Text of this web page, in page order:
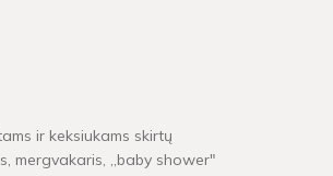
ir keksiukams skirtų
mergvakaris, „baby shower"